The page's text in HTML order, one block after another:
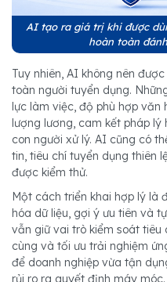
AI tạo ra giá trị khi được
hoàn toàn
Tuy nhiên, AI không nên
toàn người tuyển dụng.
lực làm việc, độ phù hợp văn
lượng lương, cam kết pháp
con người xử lý. AI cũng có
tin, tiêu chí tuyển dụng thiên
được kiểm thử.
Một cách triển khai hợp lý là
hóa dữ liệu, gợi ý ưu tiên và
vẫn giữ vai trò kiểm soát tiêu
cùng và tối ưu trải nghiệm
để doanh nghiệp vừa tận
rủi ro ra quyết định máy móc.